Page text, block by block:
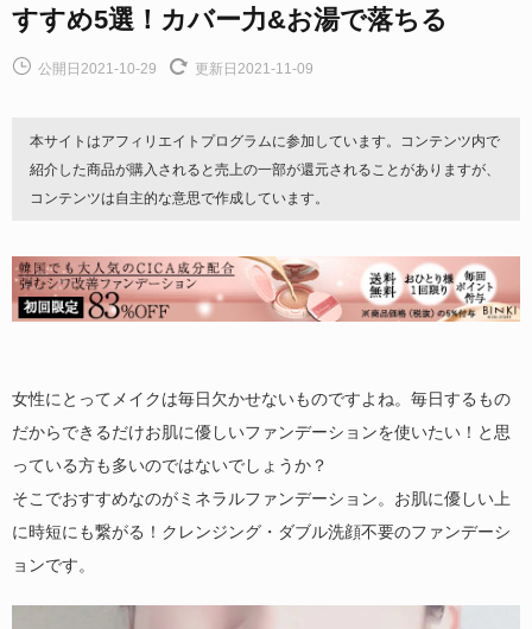
すすめ5選！カバー力&お湯で落ちる
公開日2021-10-29 更新日2021-11-09
本サイトはアフィリエイトプログラムに参加しています。コンテンツ内で
紹介した商品が購入されると売上の一部が還元されることがありますが、
コンテンツは自主的な意思で作成しています。
女性にとってメイクは毎日欠かせないものですよね。毎日するもの
だからできるだけお肌に優しいファンデーションを使いたい！と思
っている方も多いのではないでしょうか？
そこでおすすめなのがミネラルファンデーション。お肌に優しい上
に時短にも繋がる！クレンジング・ダブル洗顔不要のファンデーシ
ョンです。